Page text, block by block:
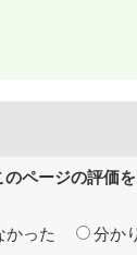
ページの評価
かった 分か